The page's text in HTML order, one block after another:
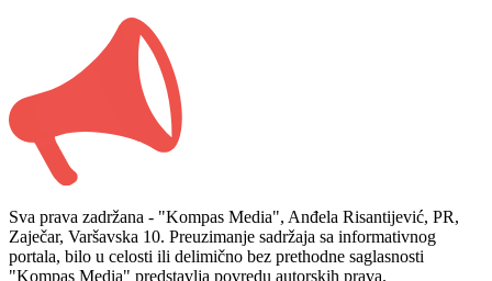
Sva prava zadržana - "Kompas Media", Anđela Risantijević, PR,
Zaječar, Varšavska 10. Preuzimanje sadržaja sa informativnog
portala, bilo u celosti ili delimično bez prethodne saglasnosti
"Kompas Media" predstavlja povredu autorskih prava.